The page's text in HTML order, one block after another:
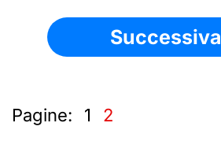
Successiva
Pagine: 1 2